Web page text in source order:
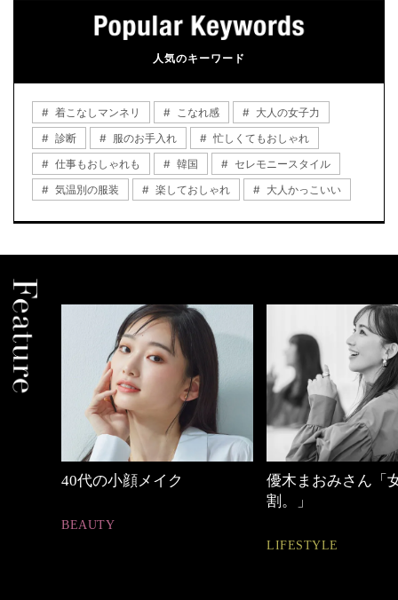
人気のキーワード
着こなしマンネリ こなれ感
大人の女子力
診断
服のお手入れ
忙しくてもおしゃれ
仕事もおしゃれも
韓国
セレモニースタイル
気温別の服装
楽しておしゃれ 大人かっこいい
優木まおみさん「女の時間
働く女性のバッグ